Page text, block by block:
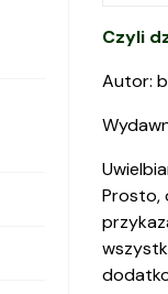
Czyli
Autor:
Prosto,